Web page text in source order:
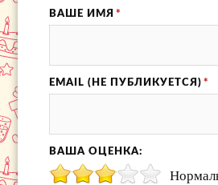
ВАШЕ ИМЯ *
EMAIL (НЕ ПУБЛИКУЕТСЯ) *
ВАША ОЦЕНКА: